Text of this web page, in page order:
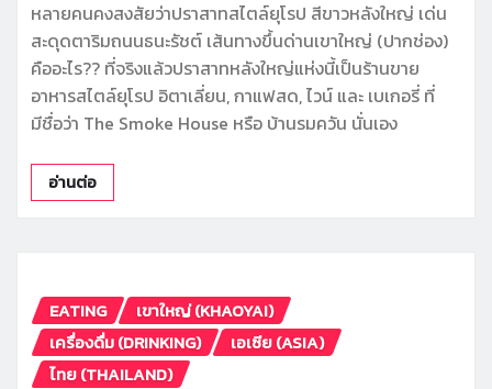
หลายคนคงสงสัยว่าปราสาทสไตล์ยุโรป สีขาวหลังใหญ่ เด่น
สะดุดตาริมถนนธนะรัชต์ เส้นทางขึ้นด่านเขาใหญ่ (ปากช่อง)
คืออะไร?? ที่จริงแล้วปราสาทหลังใหญ่แห่งนี้เป็นร้านขาย
อาหารสไตล์ยุโรป อิตาเลี่ยน, กาแฟสด, ไวน์ และ เบเกอรี่ ที่
มีชื่อว่า The Smoke House หรือ บ้านรมควัน นั่นเอง
อ่านต่อ
EATING
เขาใหญ่ (KHAOYAI)
เครื่องดื่ม (DRINKING)
เอเซีย (ASIA)
ไทย (THAILAND)